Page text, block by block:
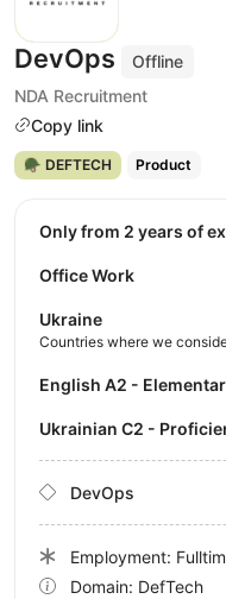
DevOps
Offline
NDA Recruitment
Copy link
🪖 DEFTECH Product
Only from 2 years of
Office Work
Ukraine
Countries where we
English A2 -
Ukrainian C2 -
DevOps
Employment:
Domain: DefTech